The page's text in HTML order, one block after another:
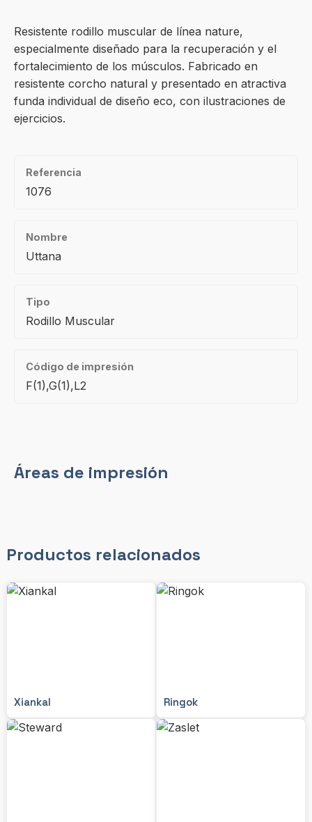
Resistente rodillo muscular de línea nature,
especialmente diseñado para la recuperación y el
fortalecimiento de los músculos. Fabricado en
resistente corcho natural y presentado en atractiva
funda individual de diseño eco, con ilustraciones de
ejercicios.
Referencia
1076
Nombre
Uttana
Tipo
Rodillo Muscular
Código de impresión
F(1),G(1),L2
Áreas de impresión
Productos relacionados
Xiankal Ringok